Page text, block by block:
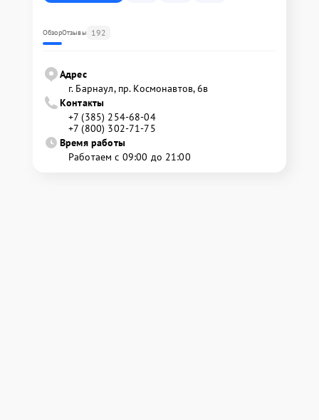
ОбзорОтзывы 192
Адрес
г. Барнаул, ​пр. Космонавтов, 6в
Контакты
+7 (385) 254-68-04
+7 (800) 302-71-75
Время работы
Работаем с 09:00 до 21:00